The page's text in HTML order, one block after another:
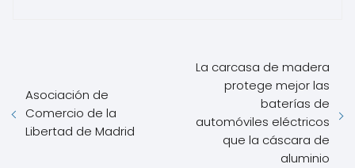
Asociación de
Comercio de la
Libertad de Madrid
La carcasa de madera
protege mejor las
baterías de
automóviles eléctricos
que la cáscara de
aluminio